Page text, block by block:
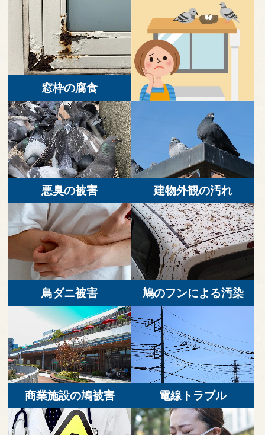
窓枠の腐食
建物外観の汚れ
悪臭の被害
鳩のフンによる汚染
鳥ダニ被害
電線トラブル
商業施設の鳩被害